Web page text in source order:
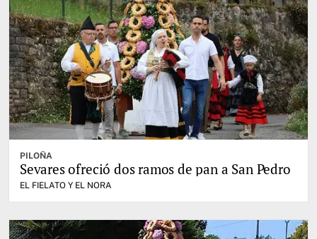
PILOÑA
Sevares ofreció dos ramos de pan a San Pedro
EL FIELATO Y EL NORA